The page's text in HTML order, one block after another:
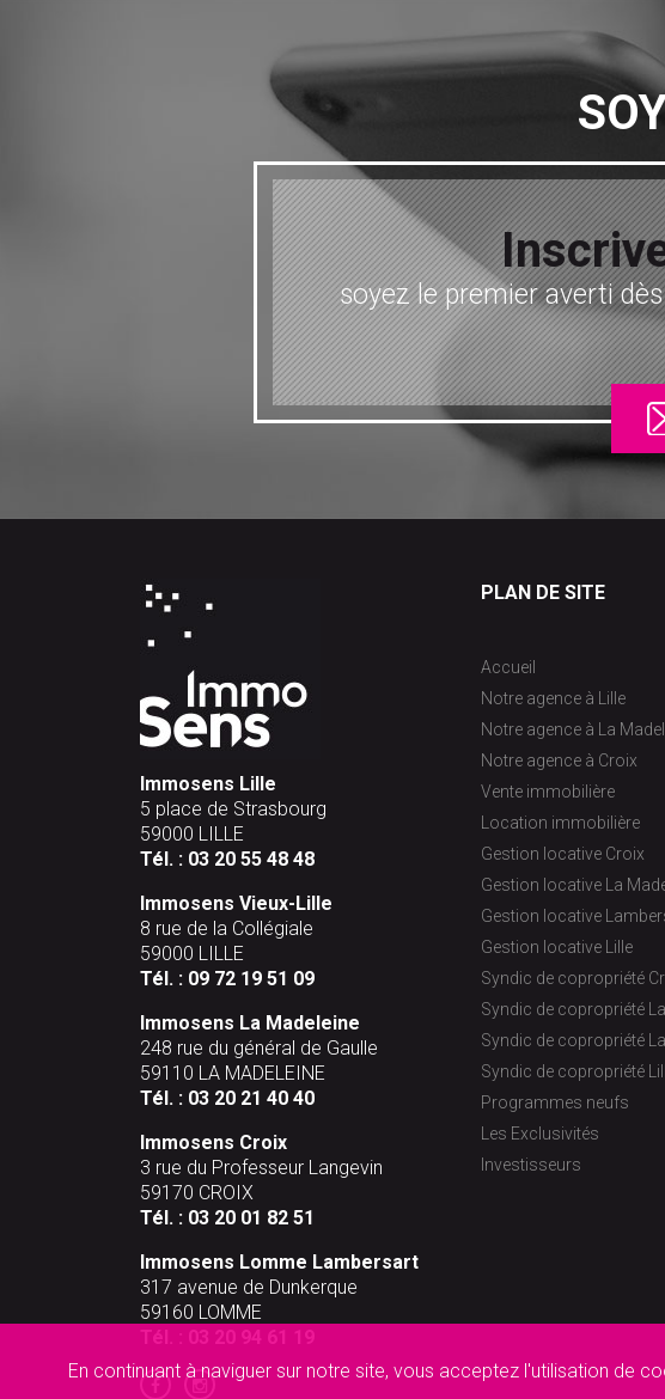
En continuant à naviguer sur notre site, vous acceptez l'utilisation de
soyez le premier averti
Immosens Lille
5 place de Strasbourg
59000 LILLE
Tél. : 03 20 55 48 48
Immosens Vieux-Lille
8 rue de la Collégiale
59000 LILLE
Tél. : 09 72 19 51 09
Immosens La Madeleine
248 rue du général de Gaulle
59110 LA MADELEINE
Tél. : 03 20 21 40 40
Immosens Croix
3 rue du Professeur Langevin
59170 CROIX
Tél. : 03 20 01 82 51
Immosens Lomme Lambersart
317 avenue de Dunkerque
59160 LOMME
PLAN DE SITE
Accueil
Notre agence à Lille
Notre agence à La
Notre agence à Croix
Vente immobilière
Location immobilière
Gestion locative Croix
Gestion locative La
Gestion locative
Gestion locative Lille
Syndic de copropriété
Syndic de copropriété
Syndic de copropriété
Syndic de copropriété
Programmes neufs
Les Exclusivités
Investisseurs